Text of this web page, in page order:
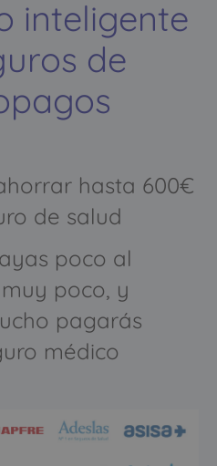
inteligente
de
hasta 600€
de salud
poco al
poco, y
pagarás
médico